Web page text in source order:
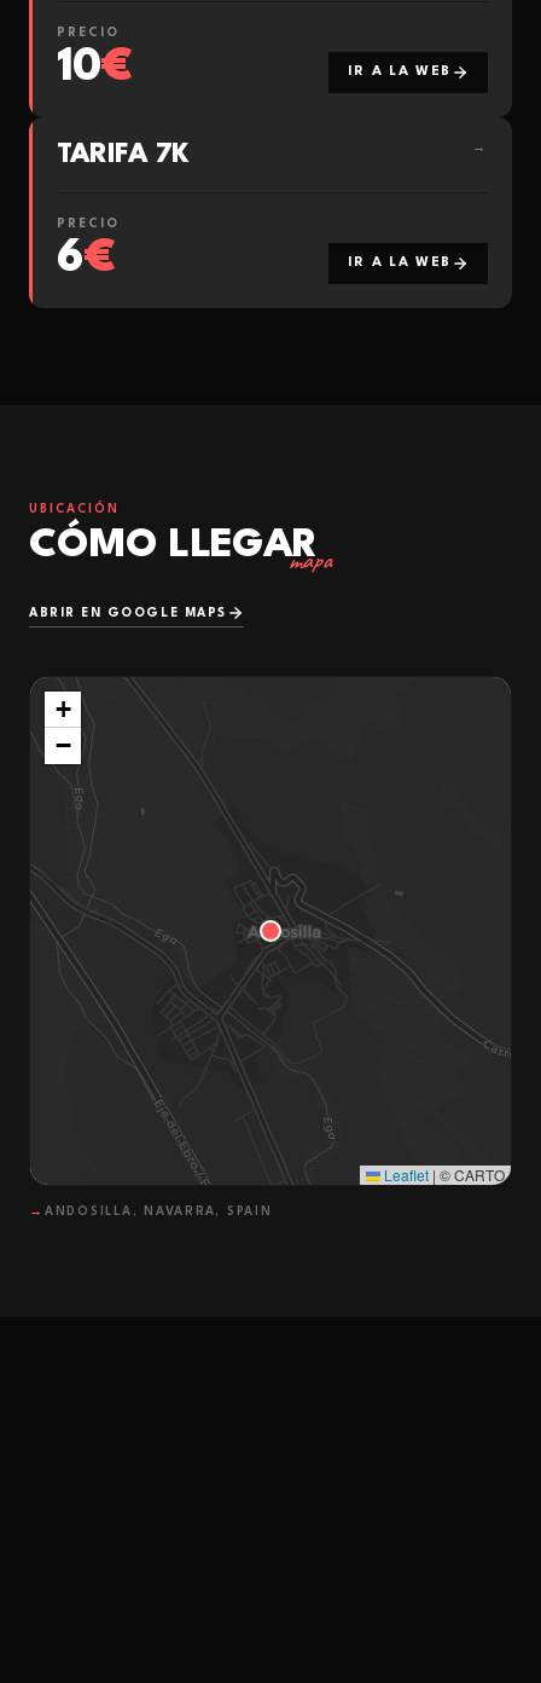
PRECIO
10€ IR A LA WEB
TARIFA 7K →
PRECIO
6€ IR A LA WEB
UBICACIÓN
CÓMO LLEGAR
mapa
ABRIR EN GOOGLE MAPS
+
−
Leaflet | © CARTO
→ ANDOSILLA, NAVARRA, SPAIN